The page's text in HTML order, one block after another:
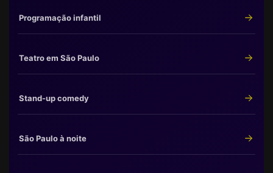
Programação infantil
Teatro em São Paulo
Stand-up comedy
São Paulo à noite